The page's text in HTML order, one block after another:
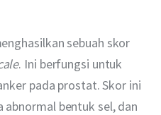
sebuah skor
. Ini berfungsi untuk
pada prostat. Skor ini
abnormal bentuk sel, dan